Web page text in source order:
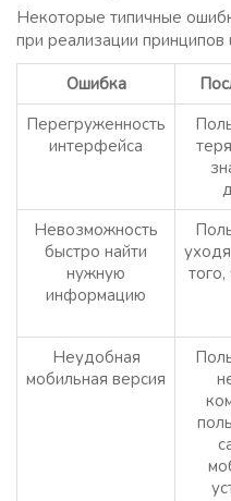
Некоторые типичные
при реализации принципов
Ошибка
Перегруженность
интерфейса
Невозможность
быстро найти
нужную
информацию
того,
Неудобная
мобильная версия